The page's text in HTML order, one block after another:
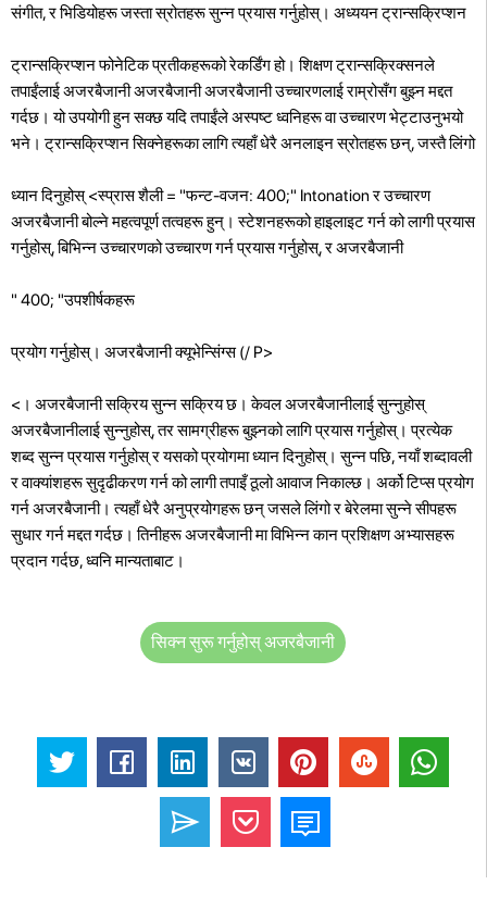
संगीत, र भिडियोहरू जस्ता स्रोतहरू सुन्न प्रयास गर्नुहोस्। अध्ययन ट्रान्सक्रिप्शन
ट्रान्सक्रिप्शन फोनेटिक प्रतीकहरूको रेकर्डिंग हो। शिक्षण ट्रान्सक्रिक्सनले
तपाईंलाई अजरबैजानी अजरबैजानी अजरबैजानी उच्चारणलाई राम्रोसँग बुझ्न मद्दत
गर्दछ। यो उपयोगी हुन सक्छ यदि तपाईंले अस्पष्ट ध्वनिहरू वा उच्चारण भेट्टाउनुभयो
भने। ट्रान्सक्रिप्शन सिक्नेहरूका लागि त्यहाँ धेरै अनलाइन स्रोतहरू छन्, जस्तै लिंगो
ध्यान दिनुहोस्<स्प्रास शैली = "फन्ट-वजन: 400;" Intonation र उच्चारण
अजरबैजानी बोल्ने महत्वपूर्ण तत्वहरू हुन्। स्टेशनहरूको हाइलाइट गर्न को लागी प्रयास
गर्नुहोस्, बिभिन्न उच्चारणको उच्चारण गर्न प्रयास गर्नुहोस्, र अजरबैजानी
" 400; "उपशीर्षकहरू
प्रयोग गर्नुहोस्। अजरबैजानी क्यूभेन्सिंग्स (/ P>
<। अजरबैजानी सक्रिय सुन्न सक्रिय छ। केवल अजरबैजानीलाई सुन्नुहोस्
अजरबैजानीलाई सुन्नुहोस्, तर सामग्रीहरू बुझ्नको लागि प्रयास गर्नुहोस्। प्रत्येक
शब्द सुन्न प्रयास गर्नुहोस् र यसको प्रयोगमा ध्यान दिनुहोस्। सुन्न पछि, नयाँ शब्दावली
र वाक्यांशहरू सुदृढीकरण गर्न को लागी तपाइँ ठूलो आवाज निकाल्छ। अर्को टिप्स प्रयोग
गर्न अजरबैजानी। त्यहाँ धेरै अनुप्रयोगहरू छन् जसले लिंगो र बेरेलमा सुन्ने सीपहरू
सुधार गर्न मद्दत गर्दछ। तिनीहरू अजरबैजानी मा विभिन्न कान प्रशिक्षण अभ्यासहरू
प्रदान गर्दछ, ध्वनि मान्यताबाट।
सिक्न सुरू गर्नुहोस् अजरबैजानी